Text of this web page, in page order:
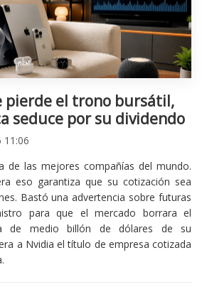
pierde el trono bursátil,
seduce por su dividendo
11:06
de las mejores compañías del mundo.
eso garantiza que su cotización sea
Bastó una advertencia sobre futuras
para que el mercado borrara el
de medio billón de dólares de su
a Nvidia el título de empresa cotizada